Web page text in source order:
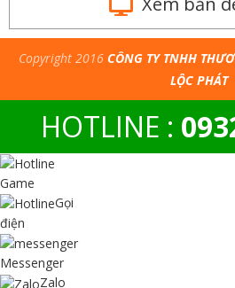
Copyright 2016 CÔNG TY TNHH
LỘC PHÁT
HOTLINE :
Game
Gọi
điện
Messenger
Zalo